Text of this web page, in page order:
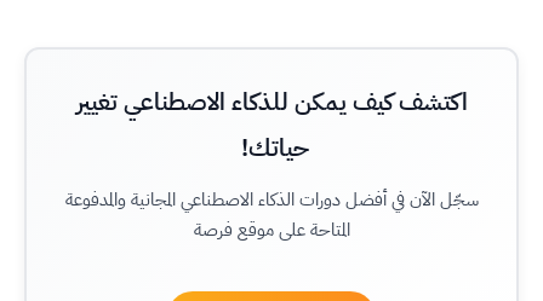
اكتشف كيف يمكن للذكاء الاصطناعي تغيير
حياتك!
سجّل الآن في أفضل دورات الذكاء الاصطناعي المجانية والمدفوعة
المتاحة على موقع فرصة